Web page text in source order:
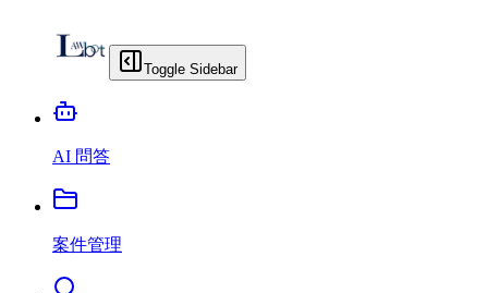
Toggle Sidebar
AI 問答
案件管理